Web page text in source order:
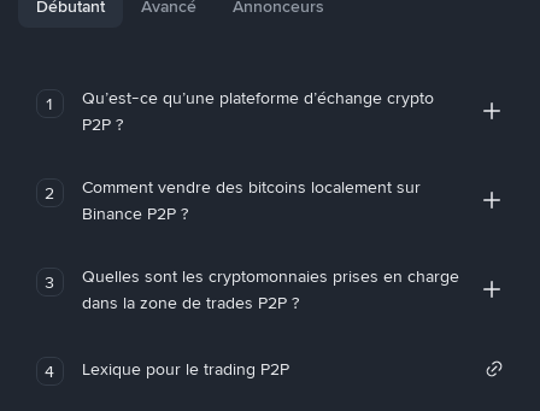
Débutant Avancé Annonceurs
1
Qu’est-ce qu’une plateforme d’échange crypto
P2P ?
2
Comment vendre des bitcoins localement sur
Binance P2P ?
3
Quelles sont les cryptomonnaies prises en charge
dans la zone de trades P2P ?
4 Lexique pour le trading P2P